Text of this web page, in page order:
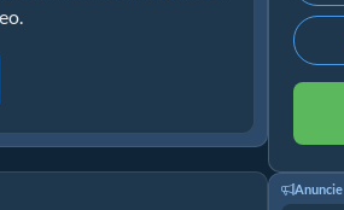
Anuncie